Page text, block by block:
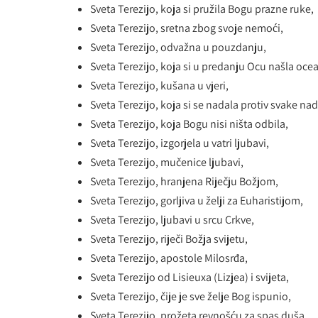
Sveta Terezijo, koja si pružila Bogu prazne ruke,
Sveta Terezijo, sretna zbog svoje nemoći,
Sveta Terezijo, odvažna u pouzdanju,
Sveta Terezijo, koja si u predanju Ocu našla
Sveta Terezijo, kušana u vjeri,
Sveta Terezijo, koja si se nadala protiv svake
Sveta Terezijo, koja Bogu nisi ništa odbila,
Sveta Terezijo, izgorjela u vatri ljubavi,
Sveta Terezijo, mučenice ljubavi,
Sveta Terezijo, hranjena Riječju Božjom,
Sveta Terezijo, gorljiva u želji za Euharistijom,
Sveta Terezijo, ljubavi u srcu Crkve,
Sveta Terezijo, riječi Božja svijetu,
Sveta Terezijo, apostole Milosrđa,
Sveta Terezijo od Lisieuxa (Lizjea) i svijeta,
Sveta Terezijo, čije je sve želje Bog ispunio,